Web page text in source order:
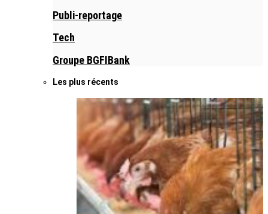
Publi-reportage
Tech
Groupe BGFIBank
Les plus récents